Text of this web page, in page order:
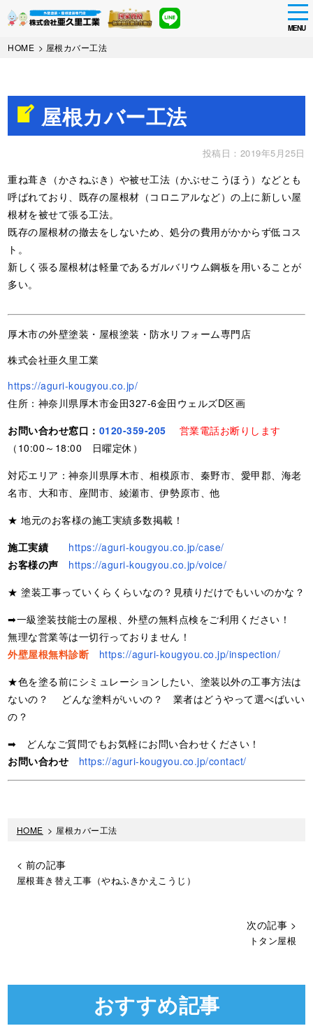
Skip
MENU
HOME > 屋根カバー工法
屋根カバー工法
投稿日：2019年5月25日
重ね葺き（かさねぶき）や被せ工法（かぶせこうほう）などとも
呼ばれており、既存の屋根材（コロニアルなど）の上に新しい屋
根材を被せて張る工法。
既存の屋根材の撤去をしないため、処分の費用がかからず低コス
ト。
新しく張る屋根材は軽量であるガルバリウム鋼板を用いることが
多い。
厚木市の外壁塗装・屋根塗装・防水リフォーム専門店
株式会社亜久里工業
https://aguri-kougyou.co.jp/
住所：神奈川県厚木市金田327-6金田ウェルズD区画
お問い合わせ窓口： 0120-359-205
営業電話お断りします
（10:00～18:00 日曜定休）
対応エリア：神奈川県厚木市、相模原市、秦野市、愛甲郡、海老
名市、大和市、座間市、綾瀬市、伊勢原市、他
★ 地元のお客様の施工実績多数掲載！
施工実績
https://aguri-kougyou.co.jp/case/
お客様の声
https://aguri-kougyou.co.jp/voice/
★ 塗装工事っていくらくらいなの？見積りだけでもいいのかな？
➡一級塗装技能士の屋根、外壁の無料点検をご利用ください！
無理な営業等は一切行っておりません！
外壁屋根無料診断
https://aguri-kougyou.co.jp/inspection/
★色を塗る前にシミュレーションしたい、塗装以外の工事方法は
ないの？ どんな塗料がいいの？ 業者はどうやって選べばいい
の？
➡ どんなご質問でもお気軽にお問い合わせください！
お問い合わせ
https://aguri-kougyou.co.jp/contact/
HOME > 屋根カバー工法
< 前の記事
屋根葺き替え工事（やねふきかえこうじ）
次の記事 >
トタン屋根
おすすめ記事